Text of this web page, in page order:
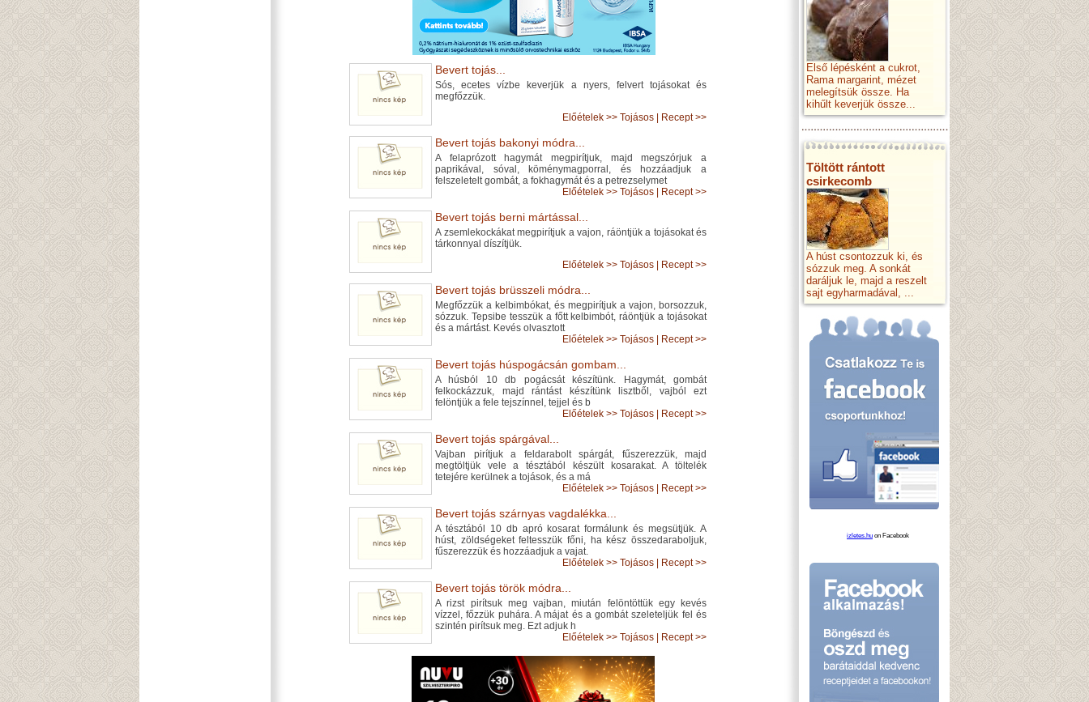
Bevert tojás...
Sós, ecetes vízbe keverjük a nyers, felvert tojásokat és
megfőzzük.
Előételek >> Tojásos Recept >>
Bevert tojás bakonyi módra...
A felaprózott hagymát megpirítjuk, majd megszórjuk a
paprikával, sóval, köménymagporral, és hozzáadjuk a
felszeletelt gombát, a fokhagymát és a petrezselymet
Előételek >> Tojásos Recept >>
Bevert tojás berni mártással...
A zsemlekockákat megpirítjuk a vajon, ráöntjük a tojásokat és
tárkonnyal díszítjük.
Előételek >> Tojásos Recept >>
Bevert tojás brüsszeli módra...
Megfőzzük a kelbimbókat, és megpirítjuk a vajon, borsozzuk,
sózzuk. Tepsibe tesszük a főtt kelbimbót, ráöntjük a tojásokat
és a mártást. Kevés olvasztott
Előételek >> Tojásos Recept >>
Bevert tojás húspogácsán gombam...
A húsból 10 db pogácsát készítünk. Hagymát, gombát
felkockázzuk, majd rántást készítünk lisztből, vajból ezt
felöntjük a fele tejszínnel, tejjel és b
Előételek >> Tojásos Recept >>
Bevert tojás spárgával...
Vajban pirítjuk a feldarabolt spárgát, fűszerezzük, majd
megtöltjük vele a tésztából készült kosarakat. A töltelék
tetejére kerülnek a tojások, és a má
Előételek >> Tojásos Recept >>
Bevert tojás szárnyas vagdalékka...
A tésztából 10 db apró kosarat formálunk és megsütjük. A
húst, zöldségeket feltesszük főni, ha kész összedaraboljuk,
fűszerezzük és hozzáadjuk a vajat.
Előételek >> Tojásos Recept >>
Bevert tojás török módra...
A rizst pirítsuk meg vajban, miután felöntöttük egy kevés
vízzel, főzzük puhára. A májat és a gombát szeleteljük fel és
szintén pirítsuk meg. Ezt adjuk h
Előételek >> Tojásos Recept >>
Első lépésként a cukrot,
Rama margarint, mézet
melegítsük össze. Ha
kihűlt keverjük össze...
Töltött rántott
csirkecomb
A húst csontozzuk ki, és
sózzuk meg. A sonkát
daráljuk le, majd a reszelt
sajt egyharmadával, ...
izletes.hu on Facebook